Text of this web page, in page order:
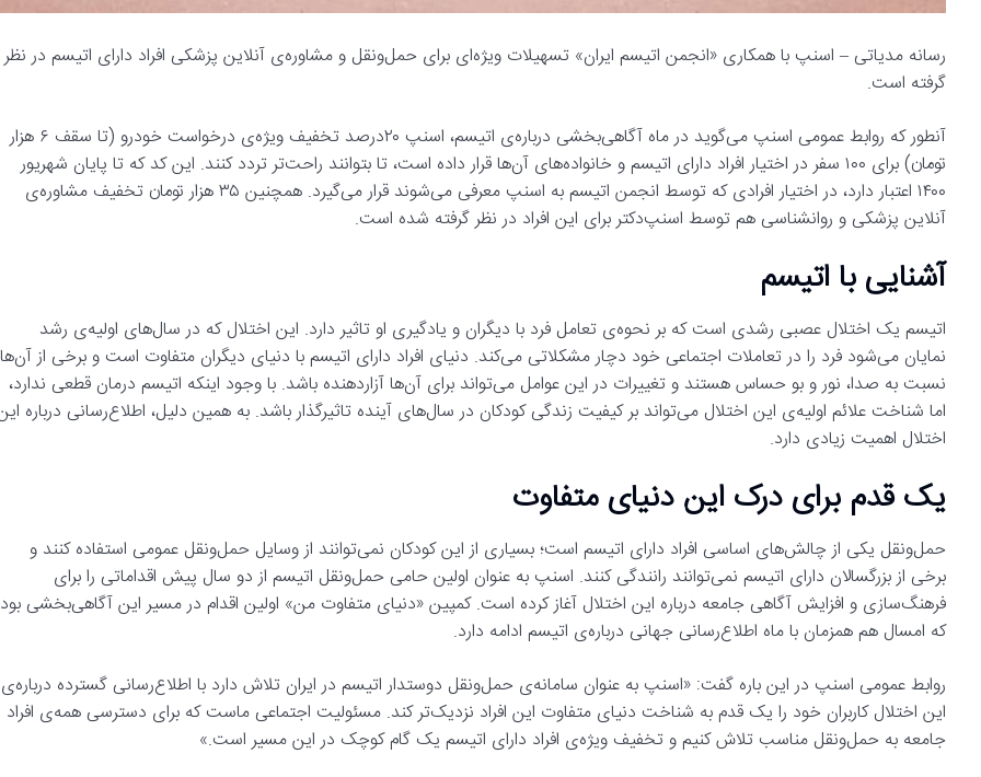
رسانه مدیاتی – اسنپ با همکاری «انجمن اتیسم ایران» تسهیلات ویژه‌ای برای حمل‌و‌نقل و مشاوره‌ی آنلاین پزشکی افراد دارای اتیسم در نظر
گرفته است.
آنطور که روابط عمومی اسنپ می‌گوید در ماه آگاهی‌بخشی درباره‌ی اتیسم، اسنپ ۲۰درصد تخفیف ویژه‌ی درخواست خودرو (تا سقف ۶ هزار
تومان) برای ۱۰۰ سفر در اختیار افراد دارای اتیسم و خانواده‌های آن‌ها قرار داده است، تا بتوانند راحت‌تر تردد کنند. این کد که تا پایان شهریور
۱۴۰۰ اعتبار دارد، در اختیار افرادی که توسط انجمن اتیسم به اسنپ معرفی می‌شوند قرار می‌گیرد. همچنین ۳۵ هزار تومان تخفیف مشاوره‌ی
آنلاین پزشکی و روانشناسی هم توسط اسنپ‌دکتر برای این افراد در نظر گرفته شده است.
آشنایی با اتیسم
اتیسم یک اختلال عصبی رشدی است که بر نحوه‌ی تعامل فرد با دیگران و یادگیری او تاثیر دارد. این اختلال که در سال‌های اولیه‌ی رشد
نمایان می‌شود فرد را در تعاملات اجتماعی خود دچار مشکلاتی می‌کند. دنیای افراد دارای اتیسم با دنیای دیگران متفاوت است و برخی از آن‌ها
نسبت به صدا، نور و بو حساس هستند و تغییرات در این عوامل می‌تواند برای آن‌ها آزاردهنده باشد. با وجود اینکه اتیسم درمان قطعی ندارد،
اما شناخت علائم اولیه‌ی این اختلال می‌تواند بر کیفیت زندگی کودکان در سال‌های آینده تاثیرگذار باشد. به همین دلیل، اطلاع‌رسانی درباره
اختلال اهمیت زیادی دارد.
یک قدم برای درک این دنیای متفاوت
حمل‌و‌نقل یکی از چالش‌های اساسی افراد دارای اتیسم است؛ بسیاری از این کودکان نمی‌توانند از وسایل حمل‌و‌نقل عمومی استفاده کنند و
برخی از بزرگسالان دارای اتیسم نمی‌توانند رانندگی کنند. اسنپ به عنوان اولین حامی حمل‌و‌نقل اتیسم از دو سال پیش اقداماتی را برای
فرهنگ‌سازی و افزایش آگاهی جامعه درباره این اختلال آغاز کرده است. کمپین «دنیای متفاوت من» اولین اقدام در مسیر این آگاهی‌بخشی بود
که امسال هم همزمان با ماه اطلاع‌رسانی جهانی درباره‌ی اتیسم ادامه دارد.
روابط عمومی اسنپ در این باره گفت: «اسنپ به عنوان سامانه‌ی حمل‌و‌نقل دوستدار اتیسم در ایران تلاش دارد با اطلاع‌رسانی گسترده درباره‌ی
این اختلال کاربران خود را یک قدم به شناخت دنیای متفاوت این افراد نزدیک‌تر کند. مسئولیت اجتماعی ماست که برای دسترسی همه‌ی افراد
جامعه به حمل‌و‌نقل مناسب تلاش کنیم و تخفیف ویژه‌ی افراد دارای اتیسم یک گام کوچک در این مسیر است.»